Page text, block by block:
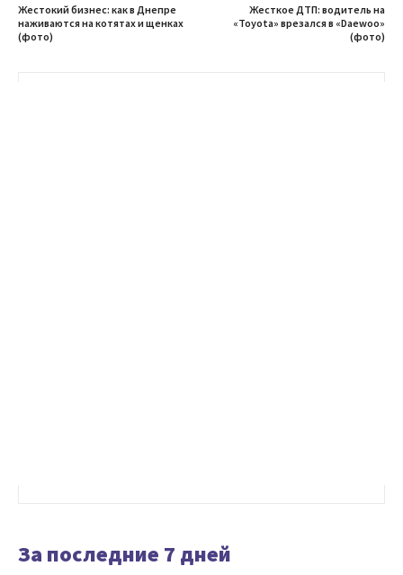
Жестокий бизнес: как в Днепре
наживаются на котятах и щенках
(фото)
Жесткое ДТП: водитель на
«Toyota» врезался в «Daewoo»
(фото)
За последние 7 дней